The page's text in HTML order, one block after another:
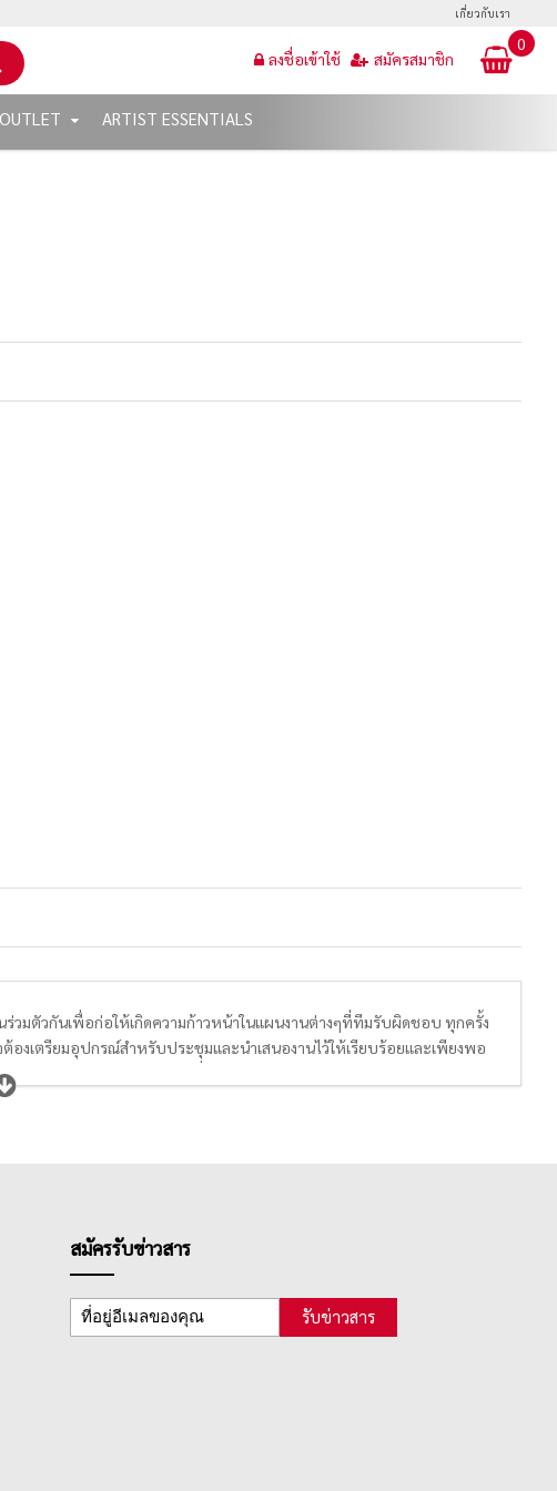
เกี่ยวกับเรา
0
ลงชื่อเข้าใช้ สมัครสมาชิก
ARTIST ESSENTIALS
มตัวกันเพื่อก่อให้เกิดความก้าวหน้าในแผนงานต่างๆที่ทีมรับผิดชอบ ทุกครั้ง
องเตรียมอุปกรณ์สำหรับประชุมและนำเสนองานไว้ให้เรียบร้อยและเพียงพอ
ะเอียดต่างๆ , มี
เกิดขึ้นในห้องประชุมได้รับการนำเสนออย่างถูกต้อง ตรงประเด็น และน่าจดจำ
สมัครรับข่าวสาร
รับข่าวสาร